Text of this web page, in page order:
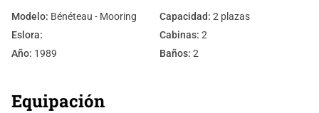
Modelo: Bénéteau - Mooring Capacidad: 2 plazas
Eslora:
Cabinas: 2
Año: 1989 Baños: 2
Equipación